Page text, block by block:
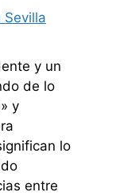
Sevilla
y un
de lo
y
lo
entre